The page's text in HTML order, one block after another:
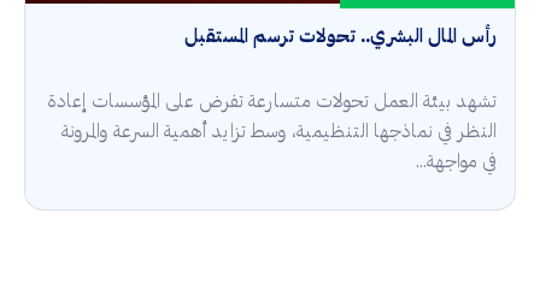
رأس المال البشري.. تحولات ترسم المستقبل
تشهد بيئة العمل تحولات متسارعة تفرض على المؤسسات إعادة
النظر في نماذجها التنظيمية، وسط تزايد أهمية السرعة والمرونة
في مواجهة...